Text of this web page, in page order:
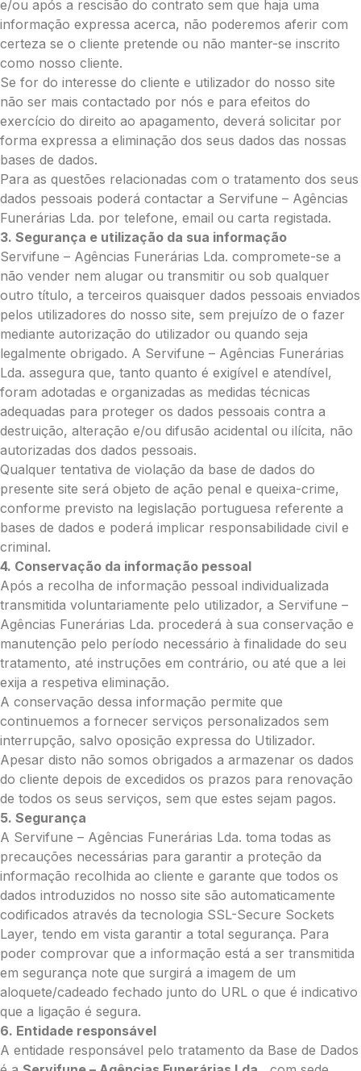
e/ou após a rescisão do contrato sem que haja uma
informação expressa acerca, não poderemos aferir com
certeza se o cliente pretende ou não manter-se inscrito
como nosso cliente.
Se for do interesse do cliente e utilizador do nosso site
não ser mais contactado por nós e para efeitos do
exercício do direito ao apagamento, deverá solicitar por
forma expressa a eliminação dos seus dados das nossas
bases de dados.
Para as questões relacionadas com o tratamento dos seus
dados pessoais poderá contactar a Servifune – Agências
Funerárias Lda. por telefone, email ou carta registada.
3. Segurança e utilização da sua informação
Servifune – Agências Funerárias Lda. compromete-se a
não vender nem alugar ou transmitir ou sob qualquer
outro título, a terceiros quaisquer dados pessoais enviados
pelos utilizadores do nosso site, sem prejuízo de o fazer
mediante autorização do utilizador ou quando seja
legalmente obrigado. A Servifune – Agências Funerárias
Lda. assegura que, tanto quanto é exigível e atendível,
foram adotadas e organizadas as medidas técnicas
adequadas para proteger os dados pessoais contra a
destruição, alteração e/ou difusão acidental ou ilícita, não
autorizadas dos dados pessoais.
Qualquer tentativa de violação da base de dados do
presente site será objeto de ação penal e queixa-crime,
conforme previsto na legislação portuguesa referente a
bases de dados e poderá implicar responsabilidade civil e
criminal.
4. Conservação da informação pessoal
Após a recolha de informação pessoal individualizada
transmitida voluntariamente pelo utilizador, a Servifune –
Agências Funerárias Lda. procederá à sua conservação e
manutenção pelo período necessário à finalidade do seu
tratamento, até instruções em contrário, ou até que a lei
exija a respetiva eliminação.
A conservação dessa informação permite que
continuemos a fornecer serviços personalizados sem
interrupção, salvo oposição expressa do Utilizador.
Apesar disto não somos obrigados a armazenar os dados
do cliente depois de excedidos os prazos para renovação
de todos os seus serviços, sem que estes sejam pagos.
5. Segurança
A Servifune – Agências Funerárias Lda. toma todas as
precauções necessárias para garantir a proteção da
informação recolhida ao cliente e garante que todos os
dados introduzidos no nosso site são automaticamente
codificados através da tecnologia SSL-Secure Sockets
Layer, tendo em vista garantir a total segurança. Para
poder comprovar que a informação está a ser transmitida
em segurança note que surgirá a imagem de um
aloquete/cadeado fechado junto do URL o que é indicativo
que a ligação é segura.
6. Entidade responsável
A entidade responsável pelo tratamento da Base de Dados